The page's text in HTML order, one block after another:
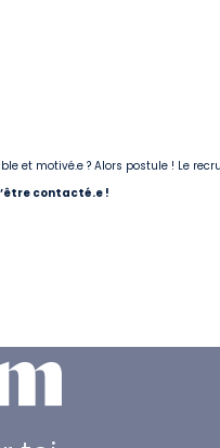
et motivé.e ? Alors postule ! Le
contacté.e !